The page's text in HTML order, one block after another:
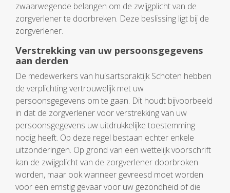
zwaarwegende belangen om de zwijgplicht van de
zorgverlener te doorbreken. Deze beslissing ligt bij de
zorgverlener.
Verstrekking van uw persoonsgegevens
aan derden
De medewerkers van huisartspraktijk Schoten hebben
de verplichting vertrouwelijk met uw
persoonsgegevens om te gaan. Dit houdt bijvoorbeeld
in dat de zorgverlener voor verstrekking van uw
persoonsgegevens uw uitdrukkelijke toestemming
nodig heeft. Op deze regel bestaan echter enkele
uitzonderingen. Op grond van een wettelijk voorschrift
kan de zwijgplicht van de zorgverlener doorbroken
worden, maar ook wanneer gevreesd moet worden
voor een ernstig gevaar voor uw gezondheid of die